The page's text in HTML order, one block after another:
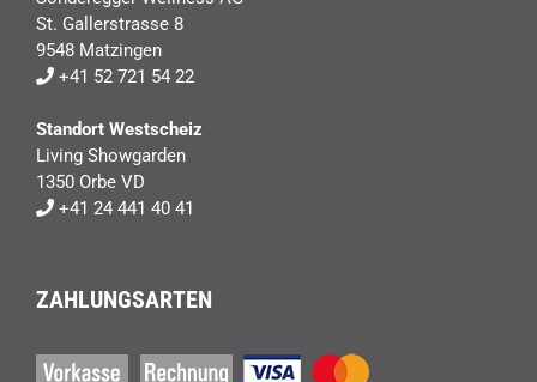
St. Gallerstrasse 8
9548 Matzingen
+41 52 721 54 22
Standort Westscheiz
Living Showgarden
1350 Orbe VD
+41 24 441 40 41
ZAHLUNGSARTEN